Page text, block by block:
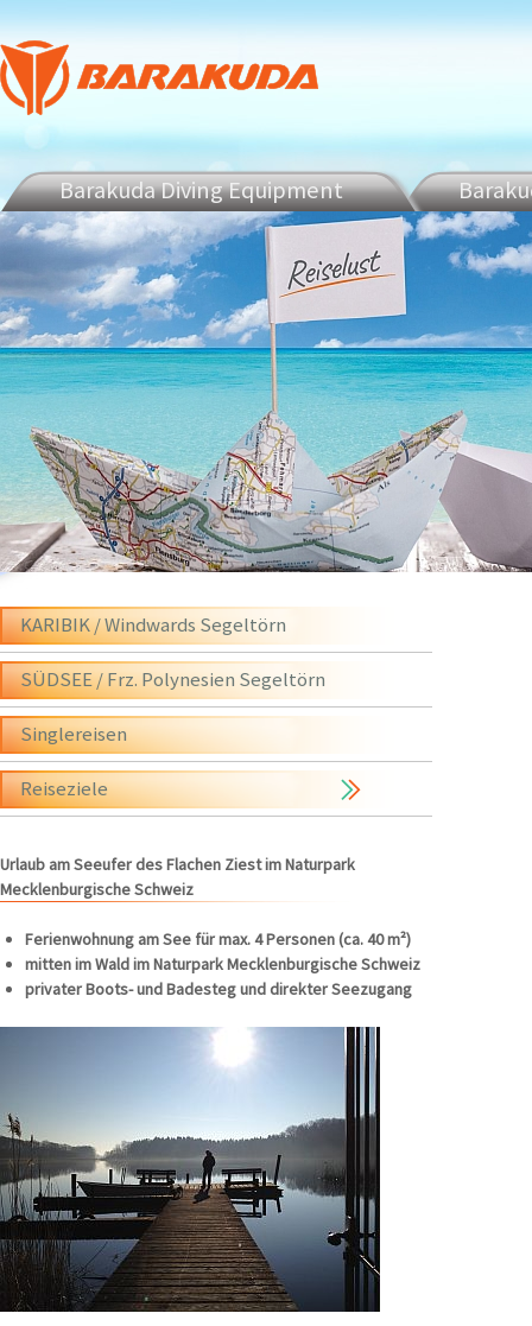
Barakuda Diving Equipment
KARIBIK / Windwards Segeltörn
SÜDSEE / Frz. Polynesien Segeltörn
Singlereisen
Reiseziele
Urlaub am Seeufer des Flachen Ziest im Naturpark
Mecklenburgische Schweiz
Ferienwohnung am See für max. 4 Personen (ca. 40 m²)
mitten im Wald im Naturpark Mecklenburgische Schweiz
privater Boots- und Badesteg und direkter Seezugang